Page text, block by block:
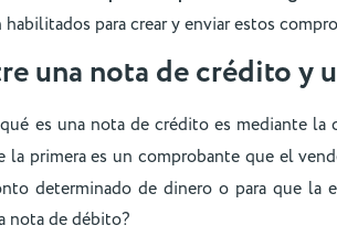
para crear y enviar estos
una nota de crédito y
es una nota de crédito es mediante
la primera es un comprobante que el
determinado de dinero o para que la
nota de débito?